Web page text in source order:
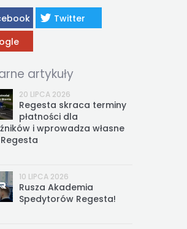
Twitter
artykuły
20 LIPCA 2026
Regesta skraca terminy
płatności dla
i wprowadza własne
10 LIPCA 2026
Rusza Akademia
Spedytorów Regesta!